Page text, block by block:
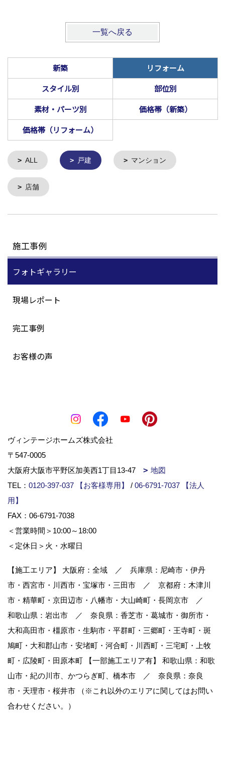
一覧へ戻る
新築
リフォーム
スタイル別
部位別
素材・パーツ別
価格帯（新築）
価格帯（リフォーム）
ALL 戸建 マンション
店舗
施工事例
フォトギャラリー
現場レポート
完工事例
お客様の声
ヴィンテージホームズ株式会社
〒547-0005
大阪府大阪市平野区加美西1丁目13-47
地図
TEL： 0120-397-037 【お客様専用】 / 06-6791-7037 【法人
用】
FAX：06-6791-7038
＜営業時間＞10:00～18:00
＜定休日＞火・水曜日
【施工エリア】 大阪府：全域 ／ 兵庫県：尼崎市・伊丹
市・西宮市・川西市・宝塚市・三田市 ／ 京都府：木津川
市・精華町・京田辺市・八幡市・大山崎町・長岡京市 ／
和歌山県：岩出市 ／ 奈良県：香芝市・葛城市・御所市・
大和高田市・橿原市・生駒市・平群町・三郷町・王寺町・斑
鳩町・大和郡山市・安堵町・河合町・川西町・三宅町・上牧
町・広陵町・田原本町 【一部施工エリア有】 和歌山県：和歌
山市・紀の川市、かつらぎ町、橋本市 ／ 奈良県：奈良
市・天理市・桜井市 （※これ以外のエリアに関してはお問い
合わせください。）